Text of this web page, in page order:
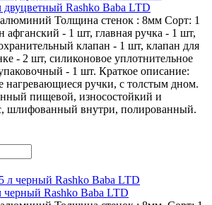
двуцветный Rashko Baba LTD
алюминий Толщина стенок : 8мм Сорт: 1
афганский - 1 шт, главная ручка - 1 шт,
клапан - 1 шт, клапан для
- 2 шт, силиконовое уплотнительное
- 1 шт. Краткое описание:
нагревающиеся ручки, с толстым дном.
пищевой, износостойкий и
шлифованный внутри, полированный.
черный Rashko Baba LTD